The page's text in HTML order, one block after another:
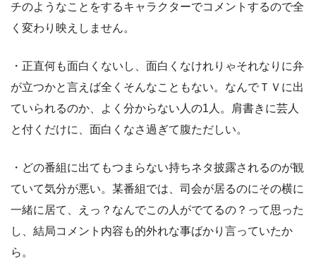
チのようなことをするキャラクターでコメントするので全
く変わり映えしません。
・正直何も面白くないし、面白くなけれりゃそれなりに弁
が立つかと言えば全くそんなこともない。なんでＴＶに出
ていられるのか、よく分からない人の1人。肩書きに芸人
と付くだけに、面白くなさ過ぎて腹ただしい。
・どの番組に出てもつまらない持ちネタ披露されるのが観
ていて気分が悪い。某番組では、司会が居るのにその横に
一緒に居て、えっ？なんでこの人がでてるの？って思った
し、結局コメント内容も的外れな事ばかり言っていたか
ら。